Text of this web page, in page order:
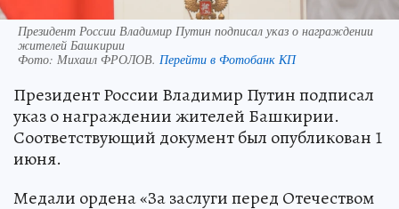
Президент России Владимир Путин подписал указ о награждении
жителей Башкирии
Фото: Михаил ФРОЛОВ. Перейти в Фотобанк КП
Президент России Владимир Путин подписал
указ о награждении жителей Башкирии.
Соответствующий документ был опубликован 1
июня.
Медали ордена «За заслуги перед Отечеством